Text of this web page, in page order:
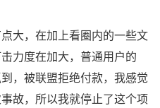
，在加上看圈内的一些文
力度在加大，普通用户的
，被联盟拒绝付款，我感觉
故，所以我就停止了这个项